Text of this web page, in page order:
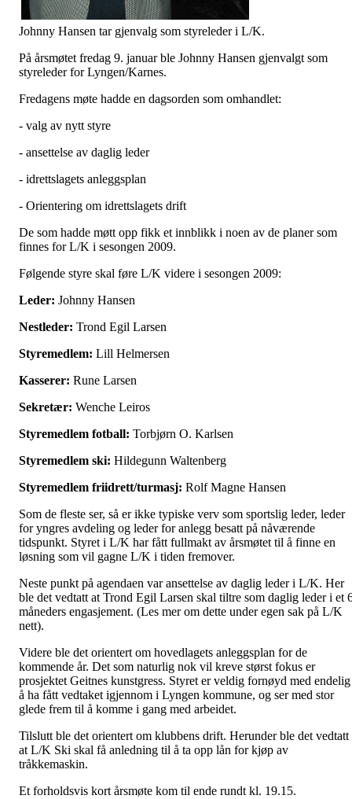
Johnny Hansen tar gjenvalg som styreleder i L/K.
På årsmøtet fredag 9. januar ble Johnny Hansen gjenvalgt som
styreleder for Lyngen/Karnes.
Fredagens møte hadde en dagsorden som omhandlet:
- valg av nytt styre
- ansettelse av daglig leder
- idrettslagets anleggsplan
- Orientering om idrettslagets drift
De som hadde møtt opp fikk et innblikk i noen av de planer som
finnes for L/K i sesongen 2009.
Følgende styre skal føre L/K videre i sesongen 2009:
Leder: Johnny Hansen
Nestleder: Trond Egil Larsen
Styremedlem: Lill Helmersen
Kasserer: Rune Larsen
Sekretær: Wenche Leiros
Styremedlem fotball: Torbjørn O. Karlsen
Styremedlem ski: Hildegunn Waltenberg
Styremedlem friidrett/turmasj: Rolf Magne Hansen
Som de fleste ser, så er ikke typiske verv som sportslig leder, leder
for yngres avdeling og leder for anlegg besatt på nåværende
tidspunkt. Styret i L/K har fått fullmakt av årsmøtet til å finne en
løsning som vil gagne L/K i tiden fremover.
Neste punkt på agendaen var ansettelse av daglig leder i L/K. Her
ble det vedtatt at Trond Egil Larsen skal tiltre som daglig leder i et
måneders engasjement. (Les mer om dette under egen sak på L/K
nett).
Videre ble det orientert om hovedlagets anleggsplan for de
kommende år. Det som naturlig nok vil kreve størst fokus er
prosjektet Geitnes kunstgress. Styret er veldig fornøyd med endelig
å ha fått vedtaket igjennom i Lyngen kommune, og ser med stor
glede frem til å komme i gang med arbeidet.
Tilslutt ble det orientert om klubbens drift. Herunder ble det vedtatt
at L/K Ski skal få anledning til å ta opp lån for kjøp av
tråkkemaskin.
Et forholdsvis kort årsmøte kom til ende rundt kl. 19.15.